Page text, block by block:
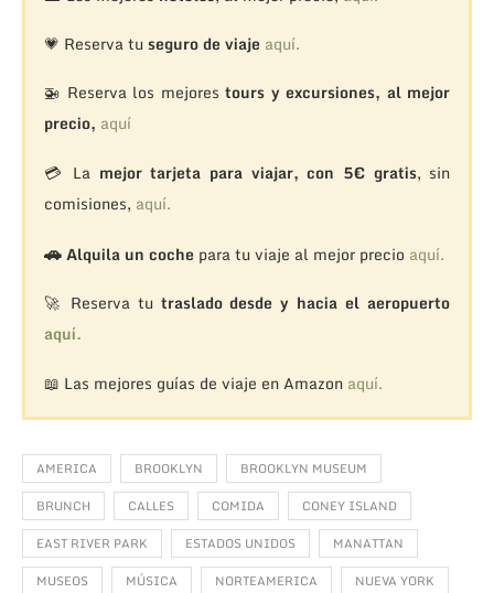
💗 Reserva tu seguro de viaje aquí.
🚁 Reserva los mejorestours y excursiones, al mejor
precio, aquí
💳 La mejor tarjeta para viajar, con 5€ gratis, sin
comisiones, aquí.
🚗Alquila un coche para tu viaje al mejor precio aquí.
🚀 Reserva tu traslado desde y hacia el aeropuerto
aquí.
📖 Las mejores guías de viaje en Amazon aquí.
AMERICA BROOKLYN
BROOKLYN MUSEUM
BRUNCH
CALLES COMIDA
CONEY ISLAND
EAST RIVER PARK
ESTADOS UNIDOS
MANATTAN
MUSEOS
MÚSICA NORTEAMERICA
NUEVA YORK